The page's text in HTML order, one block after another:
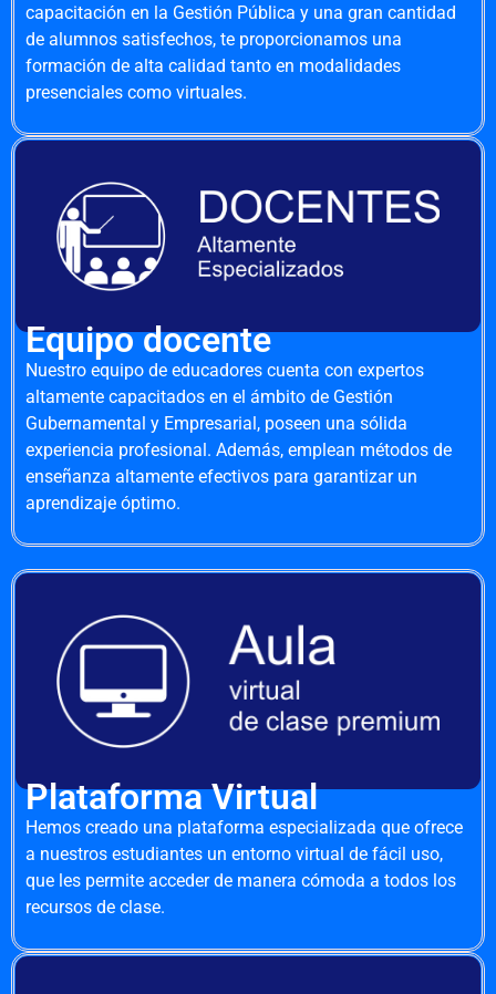
capacitación en la Gestión Pública y una gran cantidad
de alumnos satisfechos, te proporcionamos una
formación de alta calidad tanto en modalidades
presenciales como virtuales.
Equipo docente
Nuestro equipo de educadores cuenta con expertos
altamente capacitados en el ámbito de Gestión
Gubernamental y Empresarial, poseen una sólida
experiencia profesional. Además, emplean métodos de
enseñanza altamente efectivos para garantizar un
aprendizaje óptimo.
Plataforma Virtual
Hemos creado una plataforma especializada que ofrece
a nuestros estudiantes un entorno virtual de fácil uso,
que les permite acceder de manera cómoda a todos los
recursos de clase.